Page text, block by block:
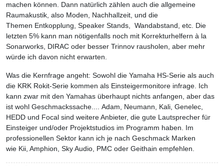
machen können. Dann natürlich zählen auch die allgemeine
Raumakustik, also Moden, Nachhallzeit, und die
Themen Entkopplung, Speaker Stands, Wandabstand, etc. Die
letzten 5% kann man nötigenfalls noch mit Korrekturhelfern à la
Sonarworks, DIRAC oder besser Trinnov rausholen, aber mehr
würde ich davon nicht erwarten.
Was die Kernfrage angeht: Sowohl die Yamaha HS-Serie als auch
die KRK Rokit-Serie kommen als Einsteigermonitore infrage. Ich
kann zwar mit den Yamahas überhaupt nichts anfangen, aber das
ist wohl Geschmackssache.... Adam, Neumann, Kali, Genelec,
HEDD und Focal sind weitere Anbieter, die gute Lautsprecher für
Einsteiger und/oder Projektstudios im Programm haben. Im
professionellen Sektor kann ich je nach Geschmack Marken
wie Kii, Amphion, Sky Audio, PMC oder Geithain empfehlen.